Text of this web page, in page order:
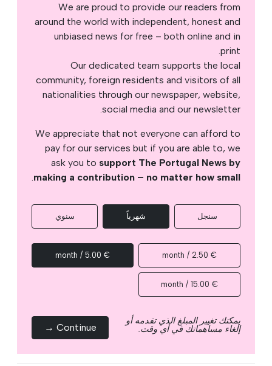
We are proud to provide our readers from
around the world with independent, honest and
unbiased news for free – both online and in
print.
Our dedicated team supports the local
community, foreign residents and visitors of all
nationalities through our newspaper, website,
social media and our newsletter.
We appreciate that not everyone can afford to
pay for our services but if you are able to, we
ask you to support The Portugal News by
making a contribution – no matter how small
.
سنجل شهرياً سنوي
€ 2.50 / month
€ 5.00 / month
€ 15.00 / month
يمكنك تغيير المبلغ الذي تقدمه أو
إلغاء مساهماتك في أي وقت. Continue →